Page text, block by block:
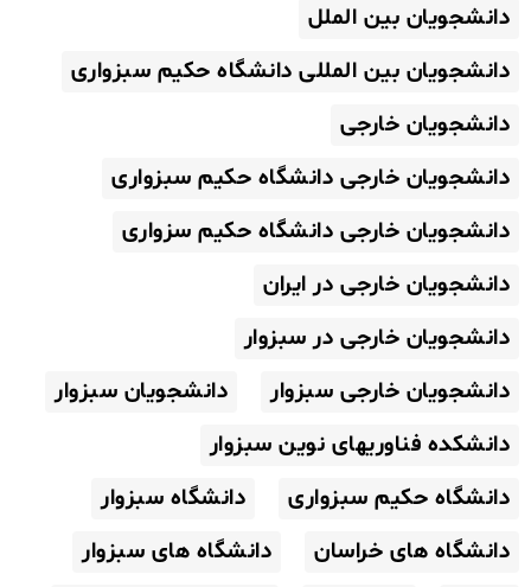
دانشجویان بین الملل
دانشجویان بین المللی دانشگاه حکیم سبزواری
دانشجویان خارجی
دانشجویان خارجی دانشگاه حکیم سبزواری
دانشجویان خارجی دانشگاه حکیم سزواری
دانشجویان خارجی در ایران
دانشجویان خارجی در سبزوار
دانشجویان خارجی سبزوار
دانشجویان سبزوار
دانشکده فناوریهای نوین سبزوار
دانشگاه حکیم سبزواری
دانشگاه سبزوار
دانشگاه های خراسان
دانشگاه های سبزوار